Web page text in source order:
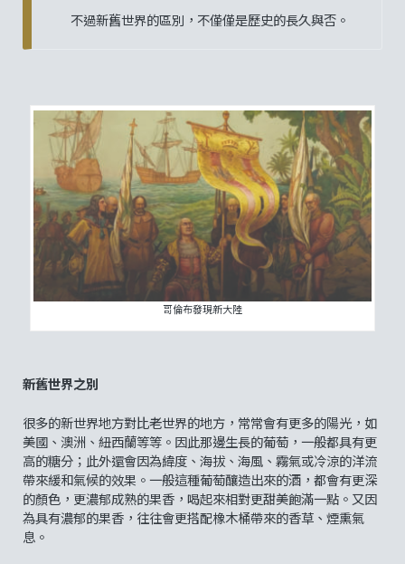
不過新舊世界的區別，不僅僅是歷史的長久與否。
哥倫布發現新大陸
新舊世界之別
很多的新世界地方對比老世界的地方，常常會有更多的陽光，如
美國、澳洲、紐西蘭等等。因此那邊生長的葡萄，一般都具有更
高的糖分；此外還會因為緯度、海拔、海風、霧氣或冷涼的洋流
帶來緩和氣候的效果。一般這種葡萄釀造出來的酒，都會有更深
的顏色，更濃郁成熟的果香，喝起來相對更甜美飽滿一點。又因
為具有濃郁的果香，往往會更搭配橡木桶帶來的香草、煙熏氣
息。